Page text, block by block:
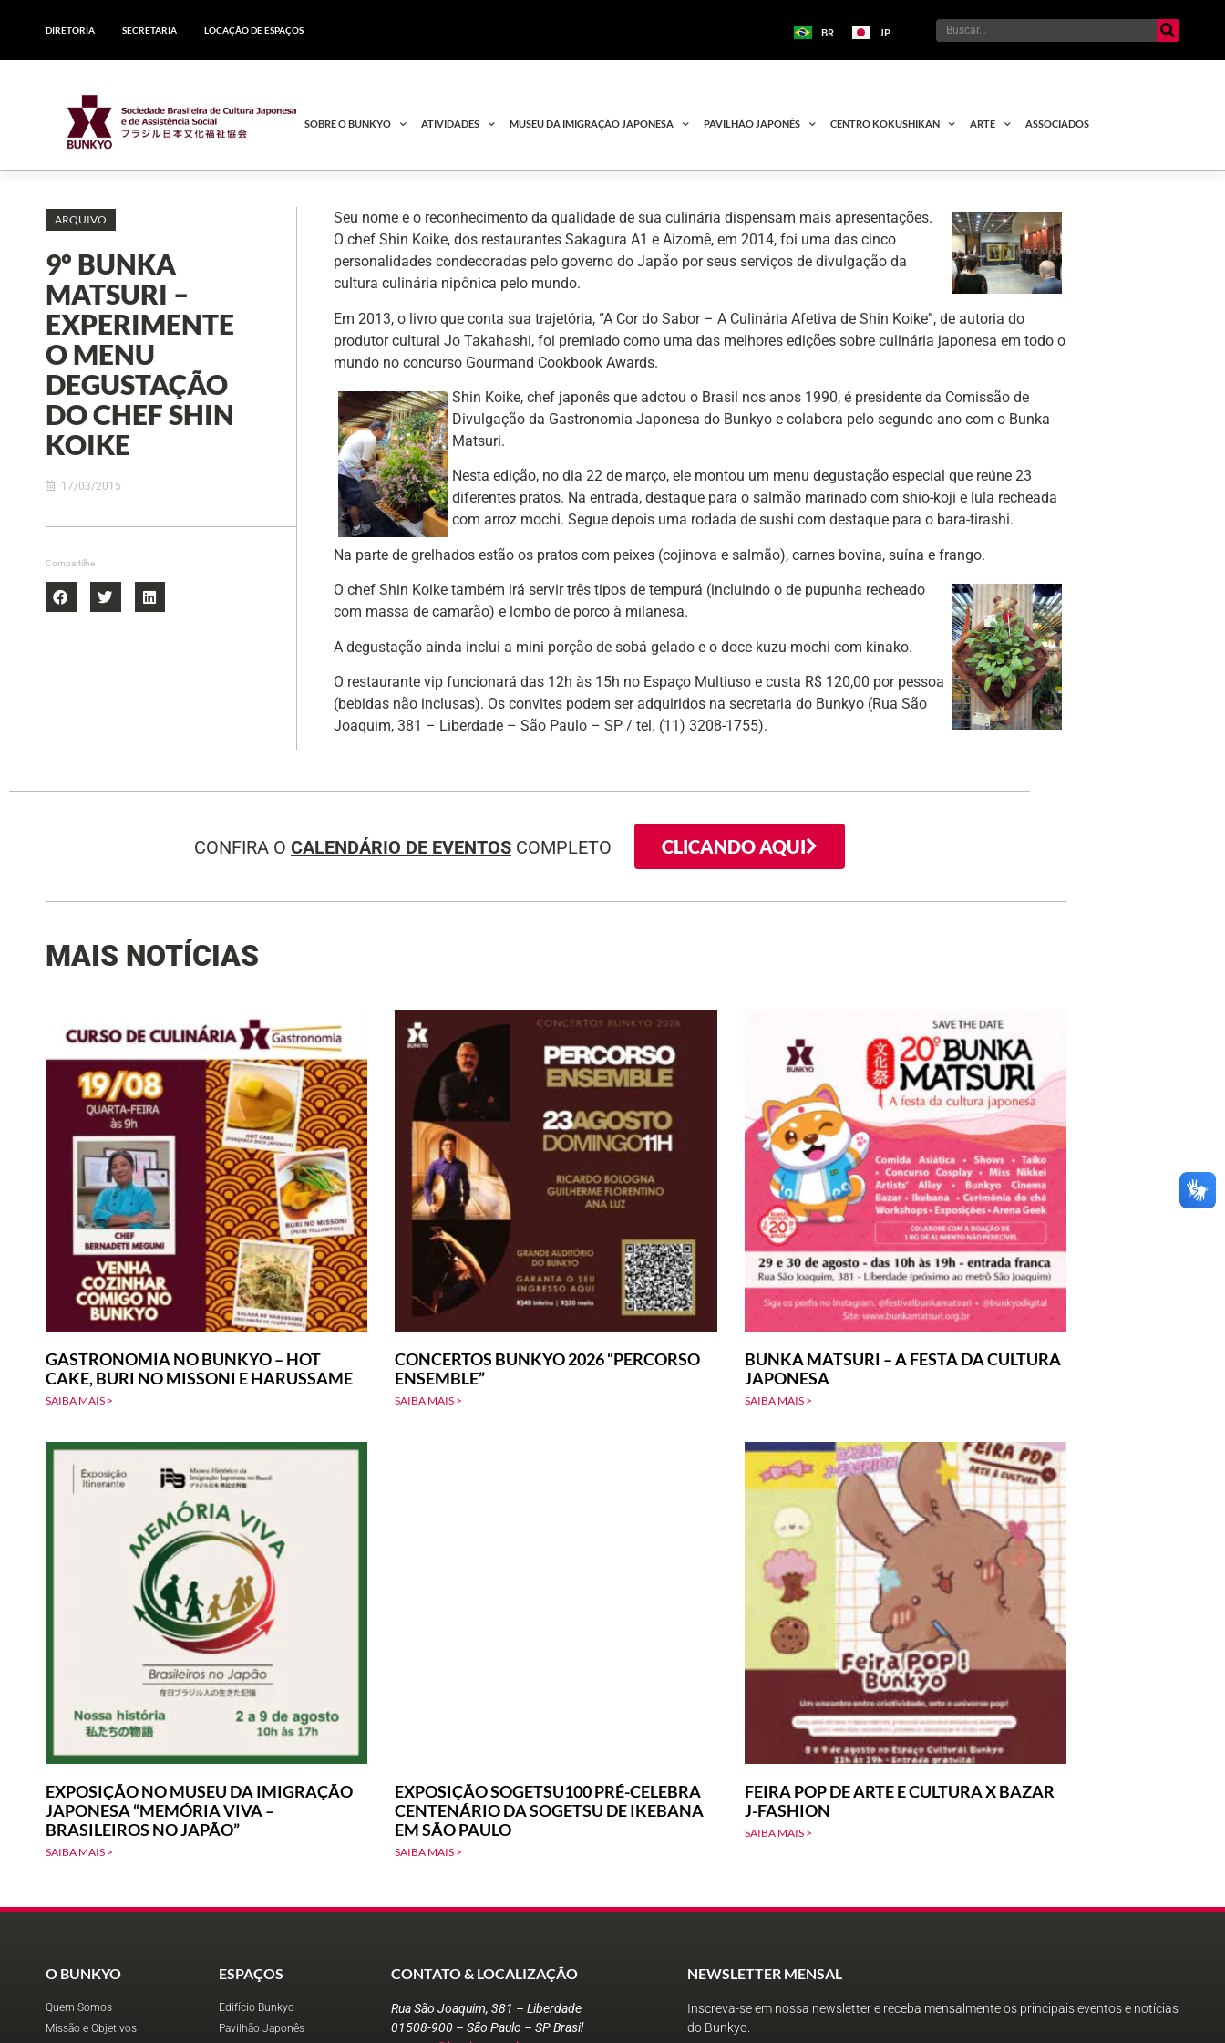
DIRETORIA SECRETARIA LOCAÇÃO DE ESPAÇOS BR JP
SOBRE O BUNKYO ATIVIDADES MUSEU DA IMIGRAÇÃO JAPONESA PAVILHÃO JAPONÊS CENTRO KOKUSHIKAN ARTE ASSOCIADOS
ARQUIVO
9º BUNKA
MATSURI –
EXPERIMENTE
O MENU
DEGUSTAÇÃO
DO CHEF SHIN
KOIKE
17/03/2015
Compartilhe
Seu nome e o reconhecimento da qualidade de sua culinária dispensam mais apresentações.
O chef Shin Koike, dos restaurantes Sakagura A1 e Aizomê, em 2014, foi uma das cinco
personalidades condecoradas pelo governo do Japão por seus serviços de divulgação da
cultura culinária nipônica pelo mundo.
Em 2013, o livro que conta sua trajetória, “A Cor do Sabor – A Culinária Afetiva de Shin Koike”, de autoria do
produtor cultural Jo Takahashi, foi premiado como uma das melhores edições sobre culinária japonesa em todo o
mundo no concurso Gourmand Cookbook Awards.
Shin Koike, chef japonês que adotou o Brasil nos anos 1990, é presidente da Comissão de
Divulgação da Gastronomia Japonesa do Bunkyo e colabora pelo segundo ano com o Bunka
Matsuri.
Nesta edição, no dia 22 de março, ele montou um menu degustação especial que reúne 23
diferentes pratos. Na entrada, destaque para o salmão marinado com shio-koji e lula recheada
com arroz mochi. Segue depois uma rodada de sushi com destaque para o bara-tirashi.
Na parte de grelhados estão os pratos com peixes (cojinova e salmão), carnes bovina, suína e frango.
O chef Shin Koike também irá servir três tipos de tempurá (incluindo o de pupunha recheado
com massa de camarão) e lombo de porco à milanesa.
A degustação ainda inclui a mini porção de sobá gelado e o doce kuzu-mochi com kinako.
O restaurante vip funcionará das 12h às 15h no Espaço Multiuso e custa R$ 120,00 por pessoa
(bebidas não inclusas). Os convites podem ser adquiridos na secretaria do Bunkyo (Rua São
Joaquim, 381 – Liberdade – São Paulo – SP / tel. (11) 3208-1755).
CONFIRA O CALENDÁRIO DE EVENTOS COMPLETO CLICANDO AQUI
MAIS NOTÍCIAS
GASTRONOMIA NO BUNKYO – HOT
CAKE, BURI NO MISSONI E HARUSSAME
SAIBA MAIS >
CONCERTOS BUNKYO 2026 “PERCORSO
ENSEMBLE”
SAIBA MAIS >
BUNKA MATSURI – A FESTA DA CULTURA
JAPONESA
SAIBA MAIS >
EXPOSIÇÃO NO MUSEU DA IMIGRAÇÃO
JAPONESA “MEMÓRIA VIVA –
BRASILEIROS NO JAPÃO”
SAIBA MAIS >
EXPOSIÇÃO SOGETSU100 PRÉ-CELEBRA
CENTENÁRIO DA SOGETSU DE IKEBANA
EM SÃO PAULO
SAIBA MAIS >
FEIRA POP DE ARTE E CULTURA X BAZAR
J-FASHION
SAIBA MAIS >
O BUNKYO
Quem Somos
Missão e Objetivos
ESPAÇOS
Edifício Bunkyo
Pavilhão Japonês
CONTATO & LOCALIZAÇÃO
Rua São Joaquim, 381 – Liberdade
01508-900 – São Paulo – SP Brasil
NEWSLETTER MENSAL
Inscreva-se em nossa newsletter e receba mensalmente os principais eventos e notícias
do Bunkyo.